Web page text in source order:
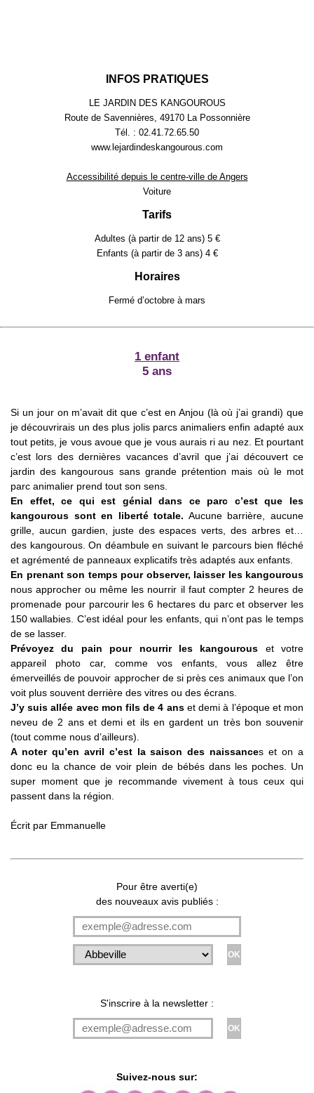
INFOS PRATIQUES
LE JARDIN DES KANGOUROUS
Route de Savennières, 49170 La Possonnière
Tél. : 02.41.72.65.50
www.lejardindeskangourous.com
Accessibilité depuis le centre-ville de Angers
Voiture
Tarifs
Adultes (à partir de 12 ans) 5 €
Enfants (à partir de 3 ans) 4 €
Horaires
Fermé d’octobre à mars
1 enfant
5 ans
Si un jour on m’avait dit que c’est en Anjou (là où j’ai grandi) que
je découvrirais un des plus jolis parcs animaliers enfin adapté aux
tout petits, je vous avoue que je vous aurais ri au nez. Et pourtant
c’est lors des dernières vacances d’avril que j’ai découvert ce
jardin des kangourous sans grande prétention mais où le mot
parc animalier prend tout son sens.
En effet, ce qui est génial dans ce parc c’est que les
kangourous sont en liberté totale. Aucune barrière, aucune
grille, aucun gardien, juste des espaces verts, des arbres et…
des kangourous. On déambule en suivant le parcours bien fléché
et agrémenté de panneaux explicatifs très adaptés aux enfants.
En prenant son temps pour observer, laisser les kangourous
nous approcher ou même les nourrir il faut compter 2 heures de
promenade pour parcourir les 6 hectares du parc et observer les
150 wallabies. C’est idéal pour les enfants, qui n’ont pas le temps
de se lasser.
Prévoyez du pain pour nourrir les kangourous et votre
appareil photo car, comme vos enfants, vous allez être
émerveillés de pouvoir approcher de si près ces animaux que l’on
voit plus souvent derrière des vitres ou des écrans.
J’y suis allée avec mon fils de 4 anset demi à l’époque et mon
neveu de 2 ans et demi et ils en gardent un très bon souvenir
(tout comme nous d’ailleurs).
A noter qu’en avril c’est la saison des naissances et on a
donc eu la chance de voir plein de bébés dans les poches. Un
super moment que je recommande vivement à tous ceux qui
passent dans la région.
Écrit par Emmanuelle
Pour être averti(e)
des nouveaux avis publiés :
S'inscrire à la newsletter :
Suivez-nous sur: